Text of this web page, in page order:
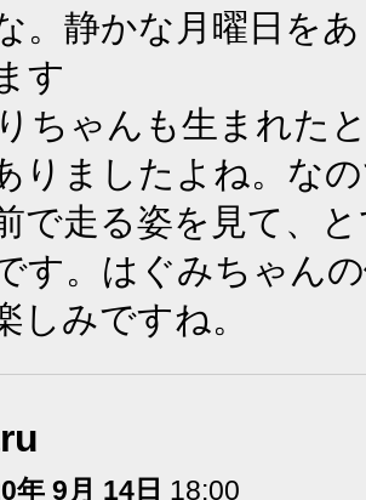
。静かな月曜日を
す
ちゃんも生まれた
りましたよね。な
で走る姿を見て、
す。はぐみちゃん
しみですね。
年 9月 14日 18:00